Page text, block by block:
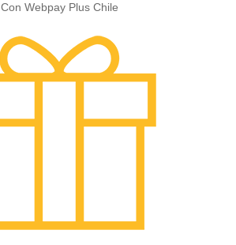
Con Webpay Plus Chile